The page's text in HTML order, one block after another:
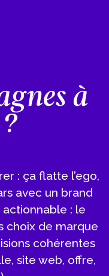
à
: ça flatte l’ego,
avec un brand
: le
choix de marque
cohérentes
site web, offre,